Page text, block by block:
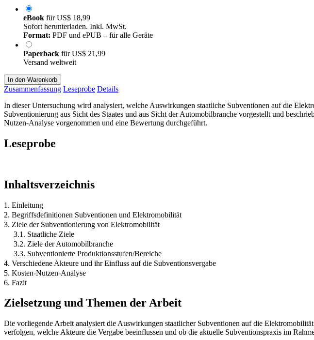
eBook fürUS$ 18,99
Sofort herunterladen. Inkl. MwSt.
Format: PDF und ePUB – für alle Geräte
Paperback fürUS$ 21,99
Versand weltweit
In den Warenkorb
Zusammenfassung Leseprobe Details
In dieser Untersuchung wird analysiert, welche Auswirkungen staatliche Subventionen auf die
Subventionierung aus Sicht des Staates und aus Sicht der Automobilbranche vorgestellt und
Nutzen-Analyse vorgenommen und eine Bewertung durchgeführt.
Leseprobe
Inhaltsverzeichnis
1. Einleitung
2. Begriffsdefinitionen Subventionen und Elektromobilität
3. Ziele der Subventionierung von Elektromobilität
3.1. Staatliche Ziele
3.2. Ziele der Automobilbranche
3.3. Subventionierte Produktionsstufen/Bereiche
4. Verschiedene Akteure und ihr Einfluss auf die Subventionsvergabe
5. Kosten-Nutzen-Analyse
6. Fazit
Zielsetzung und Themen der Arbeit
Die vorliegende Arbeit analysiert die Auswirkungen staatlicher Subventionen auf die
verfolgen, welche Akteure die Vergabe beeinflussen und ob die aktuelle Subventionspraxis im